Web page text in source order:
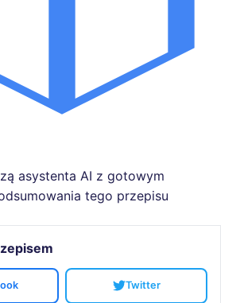
asystenta AI z gotowym
tego przepisu
Twitter